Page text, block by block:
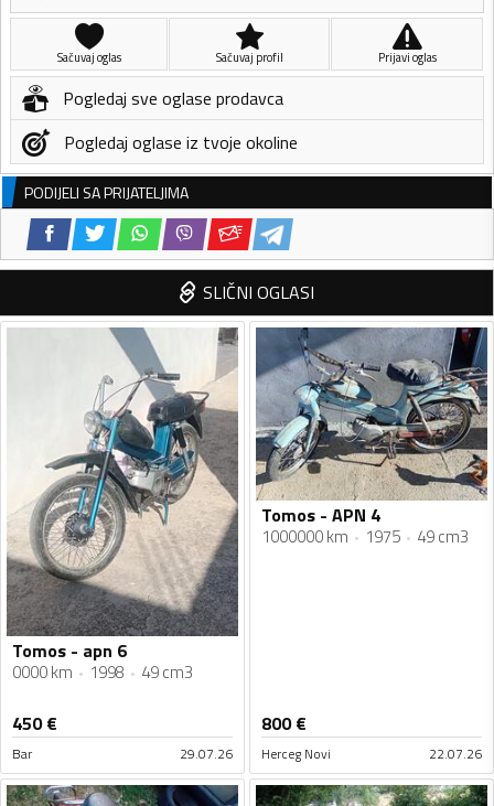
Sačuvaj oglas Sačuvaj profil Prijavi oglas
Pogledaj sve oglase prodavca
Pogledaj oglase iz tvoje okoline
PODIJELI SA PRIJATELJIMA
SLIČNI OGLASI
Tomos - apn 6
0000 km 1998 49 cm3
450€
Bar 29.07.26
Tomos - APN 4
1000000 km 1975 49 cm3
800€
Herceg Novi 22.07.26